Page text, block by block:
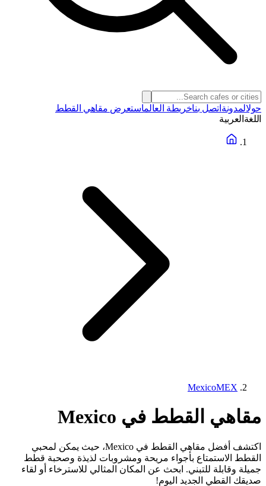
حولالمدونة اتصل بناخريطة العالماستعرض مقاهي القطط
اللغة العربية
MexicoMEX
مقاهي القطط في Mexico
اكتشف أفضل مقاهي القطط في Mexico، حيث يمكن لمحبي
القطط الاستمتاع بأجواء مريحة ومشروبات لذيذة وصحبة قطط
جميلة وقابلة للتبني. ابحث عن المكان المثالي للاسترخاء أو لقاء
صديقك القطي الجديد اليوم!